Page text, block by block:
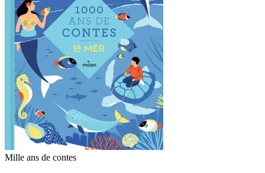
Mille ans de contes